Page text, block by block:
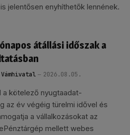
jelentősen enyhíthetők lennének.
átállási időszak a
2026.08.05.
a kötelező nyugtaadat-
az év végéig türelmi idővel és
a vállalkozásokat az
mellett webes